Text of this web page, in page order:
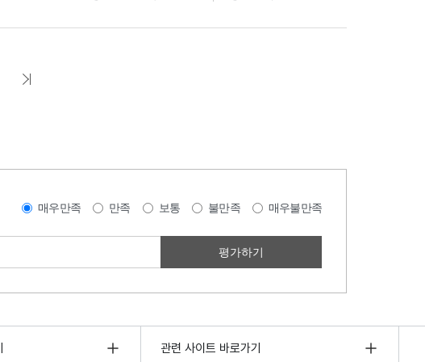
매우만족 만족 보통 불만족 매우불만족
관련 사이트 바로가기